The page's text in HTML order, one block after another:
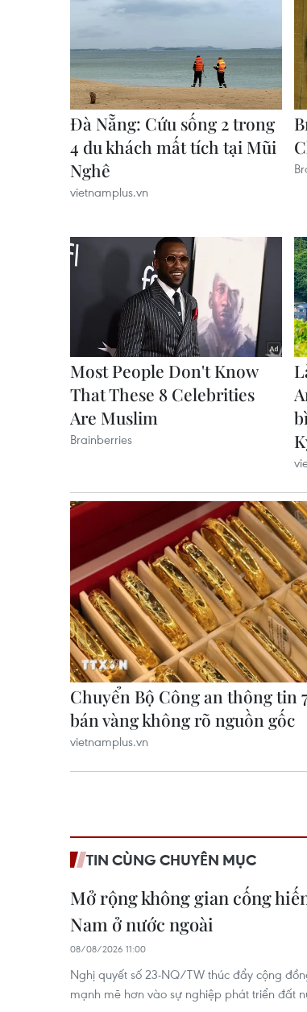
TIN CÙNG CHUYÊN MỤC
Mở rộng không gian cống
Nam ở nước ngoài
08/08/2026 11:00
Nghị quyết số 23-NQ/TW thúc đẩy cộng
mạnh mẽ hơn vào sự nghiệp phát triển đất